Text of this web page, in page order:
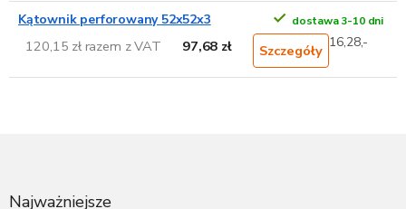
Kątownik perforowany 52x52x3 dostawa 3-10 dni
120,15 zł razem z VAT 97,68 zł Szczegóły 16,28,-
Najważniejsze